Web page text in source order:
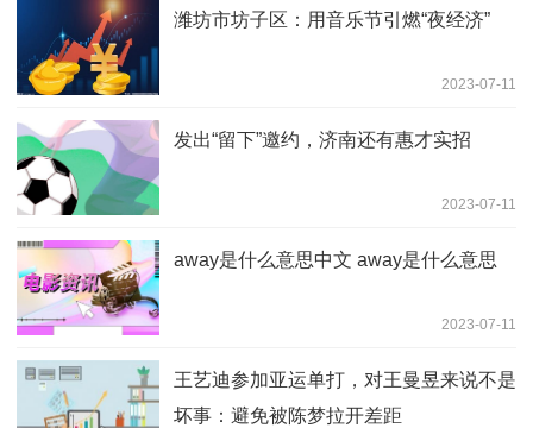
潍坊市坊子区：用音乐节引燃“夜经济”
2023-07-11
发出“留下”邀约，济南还有惠才实招
2023-07-11
away是什么意思中文 away是什么意思
2023-07-11
王艺迪参加亚运单打，对王曼昱来说不是
坏事：避免被陈梦拉开差距